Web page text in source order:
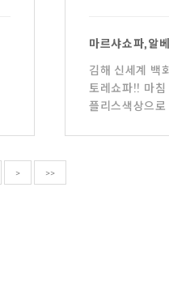
마르샤쇼파,알
김해 신세계 백
토레쇼파!! 마
플리스색상으
> >>